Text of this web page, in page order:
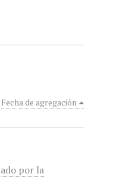
Fecha de agregación
por la